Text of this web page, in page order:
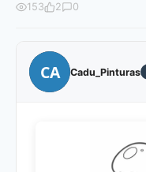
153 2 0
CA Cadu_Pinturas